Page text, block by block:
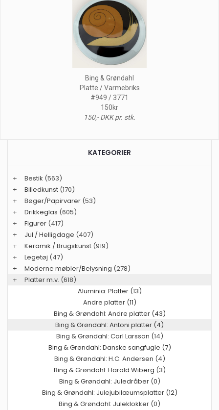
Bing & Grøndahl
Platte / Varmebriks
#949 / 3771
150kr
150,- DKK pr. stk.
KATEGORIER
+ Bestik (563)
+
Billedkunst (170)
+
Bøger/Papirvarer (53)
+
Drikkeglas (605)
+
Figurer (417)
+
Jul / Helligdage (407)
+
Keramik / Brugskunst (919)
+
Legetøj (47)
+
Moderne møbler/Belysning (278)
+
Platter m.v. (618)
Aluminia: Platter (13)
Andre platter (11)
Bing & Grøndahl: Andre platter (43)
Bing & Grøndahl: Antoni platter (4)
Bing & Grøndahl: Carl Larsson (14)
Bing & Grøndahl: Danske sangfugle (7)
Bing & Grøndahl: H.C. Andersen (4)
Bing & Grøndahl: Harald Wiberg (3)
Bing & Grøndahl: Juledråber (0)
Bing & Grøndahl: Julejubilæumsplatter (12)
Bing & Grøndahl: Juleklokker (0)